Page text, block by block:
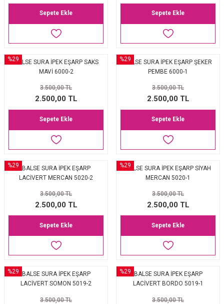
Sepete Ekle Sepete Ekle
%29BALSE SURA İPEK EŞARP SAKS
MAVİ 6000-2
3.500,00 TL
2.500,00 TL
Sepete Ekle
%29
BALSE SURA İPEK EŞARP ŞEKER
PEMBE 6000-1
3.500,00 TL
2.500,00 TL
Sepete Ekle
%29 BALSE SURA İPEK EŞARP
LACİVERT MERCAN 5020-2
3.500,00 TL
2.500,00 TL
Sepete Ekle
%29BALSE SURA İPEK EŞARP SİYAH
MERCAN 5020-1
3.500,00 TL
2.500,00 TL
Sepete Ekle
%29
BALSE SURA İPEK EŞARP
LACİVERT SOMON 5019-2
3.500,00 TL
%29
BALSE SURA İPEK EŞARP
LACİVERT BORDO 5019-1
3.500,00 TL